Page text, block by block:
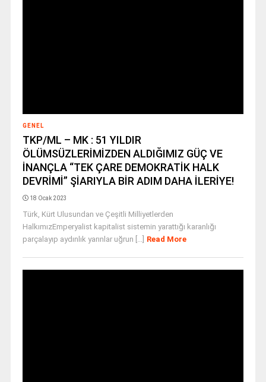
GENEL
TKP/ML – MK : 51 YILDIR
ÖLÜMSÜZLERİMİZDEN ALDIĞIMIZ GÜÇ VE
İNANÇLA “TEK ÇARE DEMOKRATİK HALK
DEVRİMİ” ŞİARIYLA BİR ADIM DAHA İLERİYE!
18 Ocak 2023
Türk, Kürt Ulusundan ve Çeşitli Milliyetlerden
HalkımızEmperyalist kapitalist sistemin yarattığı karanlığı
parçalayıp aydınlık yarınlar uğrun [...] Read More